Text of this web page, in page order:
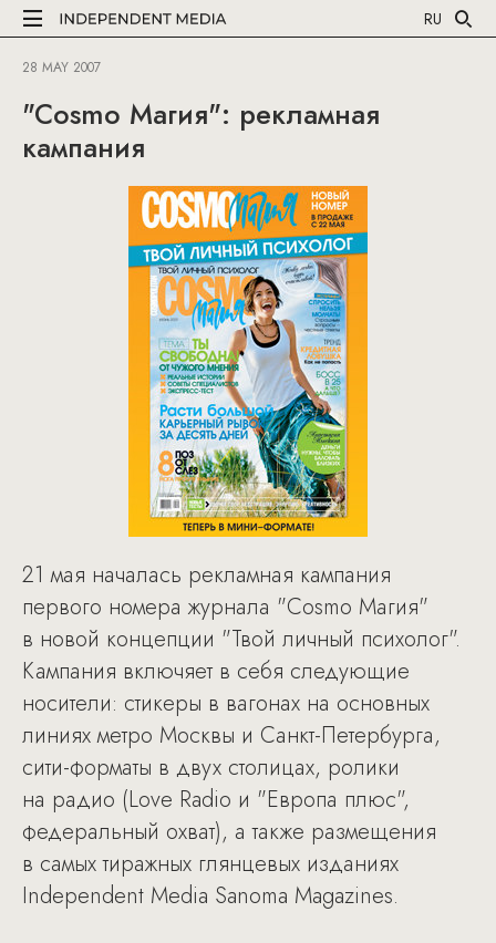
RU
28 MAY 2007
"Cosmo Магия": рекламная
кампания
21 мая началась рекламная кампания
первого номера журнала "Cosmo Магия"
в новой концепции "Твой личный психолог".
Кампания включяет в себя следующие
носители: стикеры в вагонах на основных
линиях метро Москвы и Санкт-Петербурга,
сити-форматы в двух столицах, ролики
на радио (Love Radio и "Европа плюс",
федеральный охват), а также размещения
в самых тиражных глянцевых изданиях
Independent Media Sanoma Magazines.